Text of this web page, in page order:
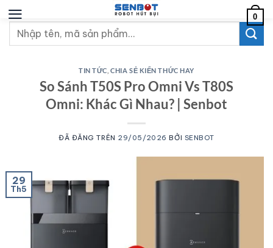
Chuyển
đến
0
Tìm
kiếm:
TIN TỨC ,CHIA SẺ KIẾN THỨC HAY
So Sánh T50S Pro Omni Vs T80S
Omni: Khác Gì Nhau? | Senbot
ĐÃ ĐĂNG TRÊN 29/05/2026 BỞI SENBOT
29
Th5